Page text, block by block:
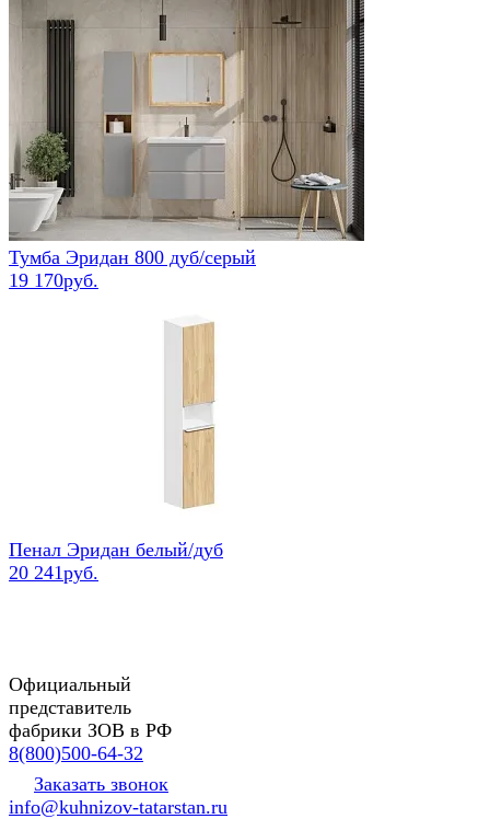
Тумба Эридан 800 дуб/серый
19 170руб.
Пенал Эридан белый/дуб
20 241руб.
Официальный
представитель
фабрики ЗОВ в РФ
8(800)500-64-32
Заказать звонок
info@kuhnizov-tatarstan.ru